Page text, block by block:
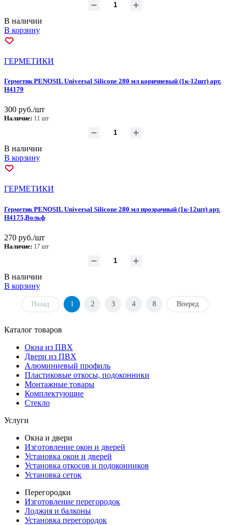
В наличии
В корзину
ГEPМЕТИКИ
Герметик PENOSIL Universal Silicone 280 мл коричневый (1к-12шт) арт.
Н4179
300 руб./шт
Наличие: 11 шт
В наличии
В корзину
ГEPМЕТИКИ
Герметик PENOSIL Universal Silicone 280 мл прозрачный (1к-12шт) арт.
Н4175,Вольф
270 руб./шт
Наличие: 17 шт
В наличии
В корзину
Назад 1 2 3 4 8 Вперед
Каталог товаров
Окна из ПВХ
Двери из ПВХ
Алюминиевый профиль
Пластиковые откосы, подоконники
Монтажные товары
Комплектующие
Стекло
Услуги
Окна и двери
Изготовление окон и дверей
Установка окон и дверей
Установка откосов и подоконников
Установка сеток
Перегородки
Изготовление перегородок
Лоджия и балконы
Установка перегородок